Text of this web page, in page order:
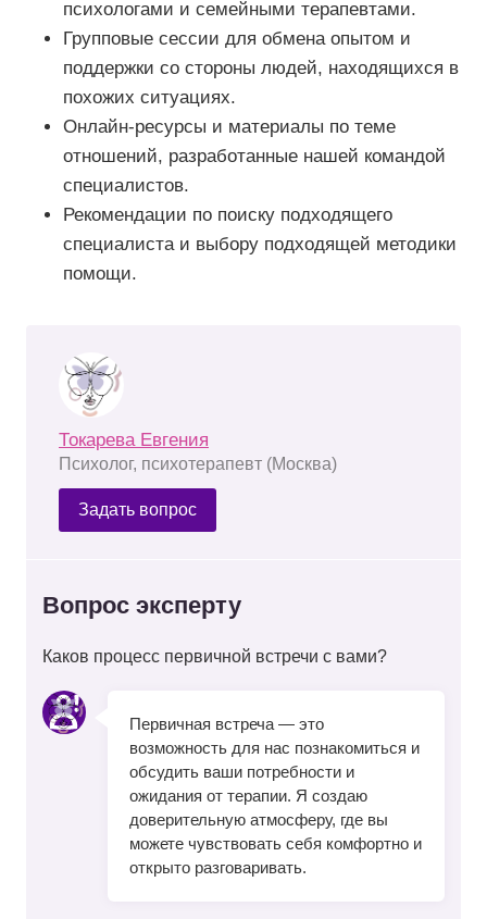
психологами и семейными терапевтами.
Групповые сессии для обмена опытом и
поддержки со стороны людей, находящихся в
похожих ситуациях.
Онлайн-ресурсы и материалы по теме
отношений, разработанные нашей командой
специалистов.
Рекомендации по поиску подходящего
специалиста и выбору подходящей методики
помощи.
Токарева Евгения
Психолог, психотерапевт (Москва)
Задать вопрос
Вопрос эксперту
Каков процесс первичной встречи с вами?
Первичная встреча — это
возможность для нас познакомиться и
обсудить ваши потребности и
ожидания от терапии. Я создаю
доверительную атмосферу, где вы
можете чувствовать себя комфортно и
открыто разговаривать.